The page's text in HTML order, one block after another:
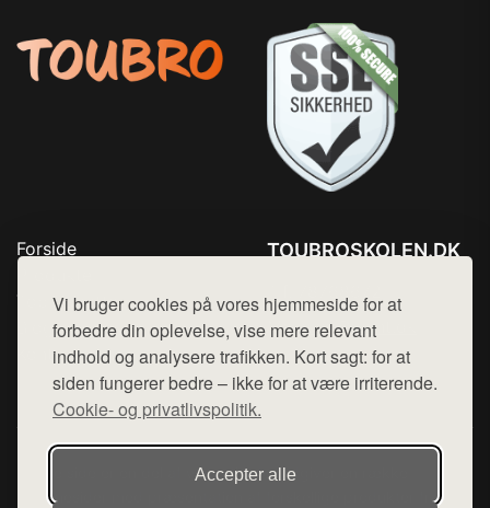
Vi bruger cookies på vores hjemmeside for at
forbedre din oplevelse, vise mere relevant
indhold og analysere trafikken. Kort sagt: for at
siden fungerer bedre – ikke for at være irriterende.
Cookie- og privatlivspolitik.
Accepter alle
Forside
Top Rabatter
Blog
Kontakt
TOUBROSKOLEN.DK
Mail: hej@want.dk
Cookie- og privatlivspolitik
Denne side er en del af want.dk, der udgiver en række
hjemmesider med præsentation af forskellige produkter fra